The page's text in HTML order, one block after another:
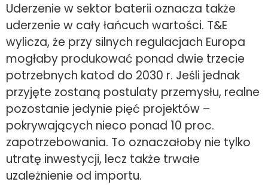
Uderzenie w sektor baterii oznacza także
uderzenie w cały łańcuch wartości. T&E
wylicza, że przy silnych regulacjach Europa
mogłaby produkować ponad dwie trzecie
potrzebnych katod do 2030 r. Jeśli jednak
przyjęte zostaną postulaty przemysłu, realne
pozostanie jedynie pięć projektów –
pokrywających nieco ponad 10 proc.
zapotrzebowania. To oznaczałoby nie tylko
utratę inwestycji, lecz także trwałe
uzależnienie od importu.